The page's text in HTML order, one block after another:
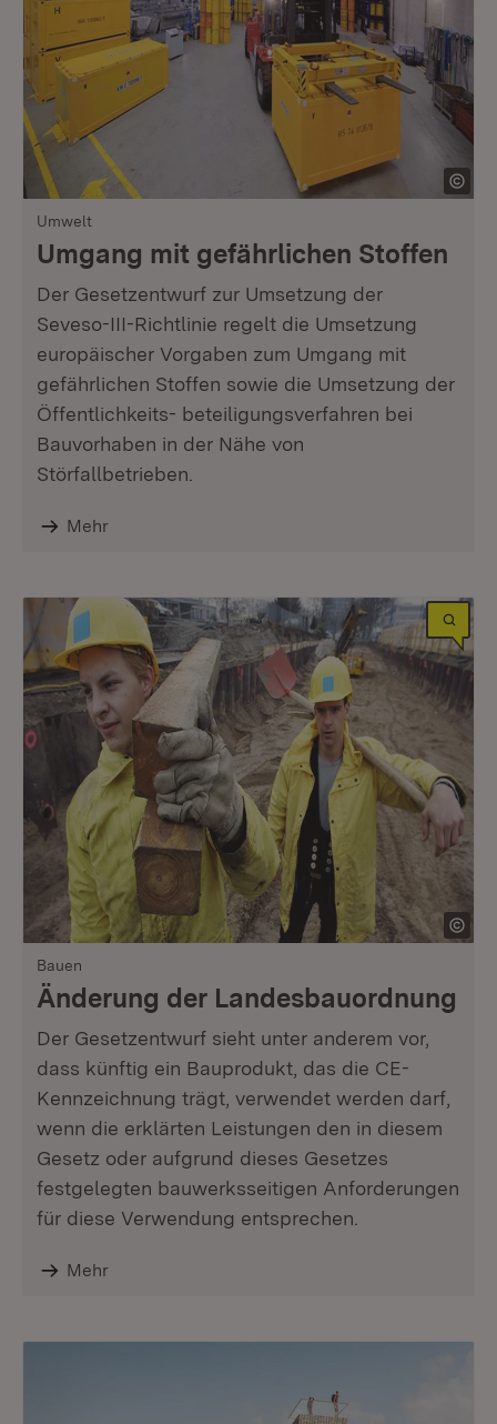
Umwelt
Umgang mit gefährlichen Stoffen
Der Gesetzentwurf zur Umsetzung der
Seveso-III-Richtlinie regelt die Umsetzung
europäischer Vorgaben zum Umgang mit
gefährlichen Stoffen sowie die Umsetzung der
Öffentlichkeits- beteiligungsverfahren bei
Bauvorhaben in der Nähe von
Störfallbetrieben.
Mehr
Bauen
Änderung der Landesbauordnung
Der Gesetzentwurf sieht unter anderem vor,
dass künftig ein Bauprodukt, das die CE-
Kennzeichnung trägt, verwendet werden darf,
wenn die erklärten Leistungen den in diesem
Gesetz oder aufgrund dieses Gesetzes
festgelegten bauwerksseitigen Anforderungen
für diese Verwendung entsprechen.
Mehr